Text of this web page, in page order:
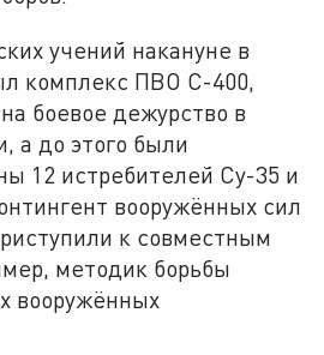
учений накануне в
комплекс ПВО С-400,
боевое дежурство в
а до этого были
12 истребителей Су-35 и
вооружённых сил
к совместным
методик борьбы
вооружённых